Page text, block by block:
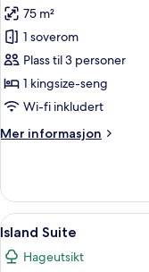
av
Skyview
Sanctuary
75 m²
1 soverom
Plass til 3 personer
1 kingsize-seng
Wi-fi inkludert
Mer informasjon
Mer
Sanctuary
Åpne
alle
bildene
9
Island Suite
Hageutsikt